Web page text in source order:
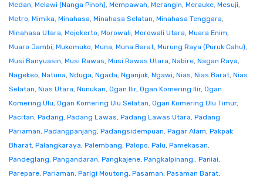
Medan, Melawi (Nanga Pinoh), Mempawah, Merangin, Merauke, Mesuji,
Metro, Mimika, Minahasa, Minahasa Selatan, Minahasa Tenggara,
Minahasa Utara, Mojokerto, Morowali, Morowali Utara, Muara Enim,
Muaro Jambi, Mukomuko, Muna, Muna Barat, Murung Raya (Puruk Cahu),
Musi Banyuasin, Musi Rawas, Musi Rawas Utara, Nabire, Nagan Raya,
Nagekeo, Natuna, Nduga, Ngada, Nganjuk, Ngawi, Nias, Nias Barat, Nias
Selatan, Nias Utara, Nunukan, Ogan Ilir, Ogan Komering Ilir, Ogan
Komering Ulu, Ogan Komering Ulu Selatan, Ogan Komering Ulu Timur,
Pacitan, Padang, Padang Lawas, Padang Lawas Utara, Padang
Pariaman, Padangpanjang, Padangsidempuan, Pagar Alam, Pakpak
Bharat, Palangkaraya, Palembang, Palopo, Palu, Pamekasan,
Pandeglang, Pangandaran, Pangkajene, Pangkalpinang., Paniai,
Parepare, Pariaman, Parigi Moutong, Pasaman, Pasaman Barat,